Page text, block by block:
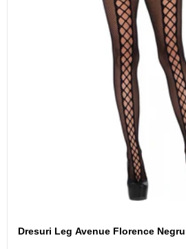
Dresuri Leg Avenue Florence Negru